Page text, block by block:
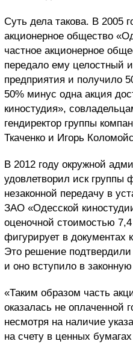
Суть дела такова. В 2005
акционерное общество
частное акционерное
передало ему целостный
предприятия и получило
50% минус одна акция
киностудия»,
гендиректор группы
Ткаченко и Игорь
В 2012 году окружной
удовлетворил иск группы
незаконной передачу в
ЗАО «Одесской
оценочной стоимостью
фигурирует в документах
Это решение
и оно вступило в
«Таким образом часть
оказалась не оплаченной
несмотря на наличие
на счету в ценных